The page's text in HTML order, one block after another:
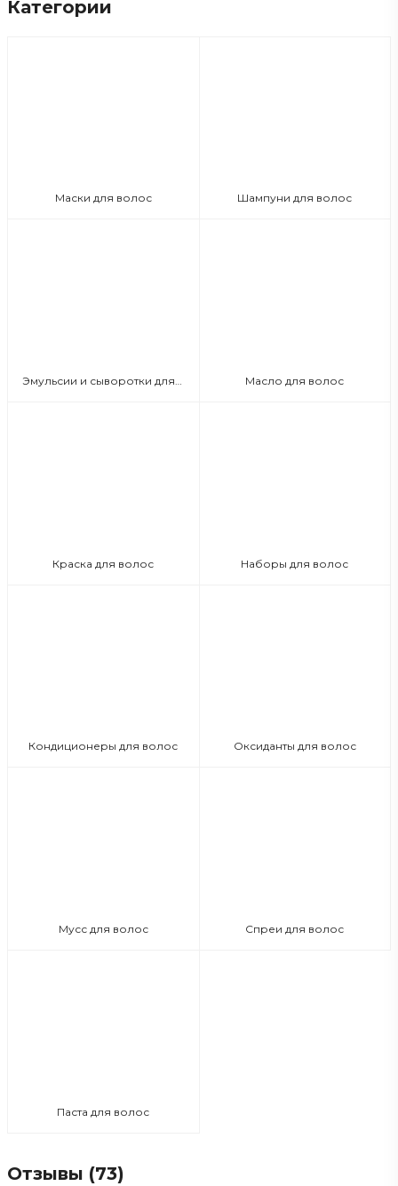
Категории
Маски для волос Шампуни для волос
Масло для волос
Краска для волос Наборы для волос
Кондиционеры для волос Оксиданты для волос
Мусс для волос Спреи для волос
Паста для волос
Отзывы (73)